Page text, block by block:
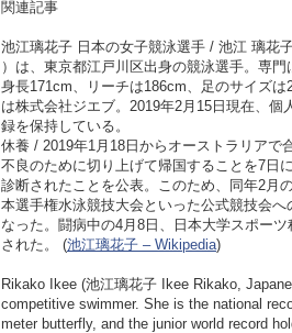
関連記事
池江璃花子 日本の女子競泳選手 / 池江 璃花
）は、東京都江戸川区出身の競泳選手。専門
身長171cm、リーチは186cm、足のサイズ
は株式会社ジエブ。2019年2月15日現在、
録を保持している。
休養 / 2019年1月18日からオーストラリアで
不良のために切り上げて帰国することを7日
診断されたことを公表。このため、同年2月
本選手権水泳競技大会といった公式競技会
なった。闘病中の4月8日、日本大学スポー
された。 (池江璃花子 – Wikipedia)
Rikako Ikee (池江璃花子 Ikee Rikako,
competitive swimmer. She is the national
meter butterfly, and the junior world record